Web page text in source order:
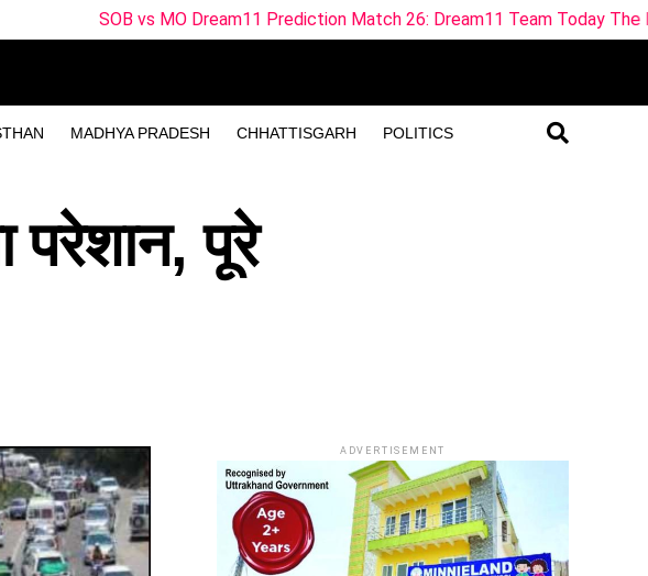
MADHYA PRADESH CHHATTISGARH POLITICS
Dream11 Prediction Match 26: Dream11 Team Today The Hundred 2026
परेशान, पूरे
ADVERTISEMENT